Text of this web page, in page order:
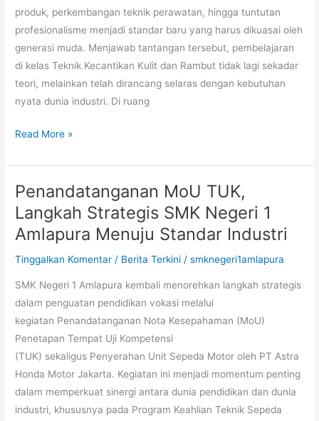
produk, perkembangan teknik perawatan, hingga tuntutan
profesionalisme menjadi standar baru yang harus dikuasai oleh
generasi muda. Menjawab tantangan tersebut, pembelajaran
di kelas Teknik Kecantikan Kulit dan Rambut tidak lagi sekadar
teori, melainkan telah dirancang selaras dengan kebutuhan
nyata dunia industri. Di ruang
Kelas,
Giat
Belaja
Murid
TKKR
Read More »
Penandatanganan MoU TUK,
Langkah Strategis SMK Negeri 1
Amlapura Menuju Standar Industri
Tinggalkan Komentar / Berita Terkini /smknegeri1amlapura
SMK Negeri 1 Amlapura kembali menorehkan langkah strategis
dalam penguatan pendidikan vokasi melalui
kegiatan Penandatanganan Nota Kesepahaman (MoU)
Penetapan Tempat Uji Kompetensi
(TUK) sekaligus Penyerahan Unit Sepeda Motor oleh PT Astra
Honda Motor Jakarta. Kegiatan ini menjadi momentum penting
dalam memperkuat sinergi antara dunia pendidikan dan dunia
industri, khususnya pada Program Keahlian Teknik Sepeda
Penandatanganan
MoU
Langkah
Strategis